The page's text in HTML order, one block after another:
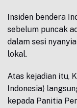
Insiden bendera
sebelum puncak
dalam sesi
lokal.
Atas kejadian itu,
Indonesia)
kepada Panitia